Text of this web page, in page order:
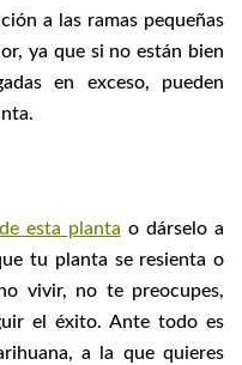
a las ramas pequeñas
ya que si no están bien
en exceso, pueden
esta planta o dárselo a
tu planta se resienta o
vivir, no te preocupes,
el éxito. Ante todo es
a la que quieres